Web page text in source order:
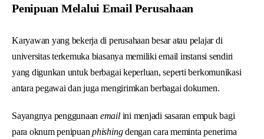
Penipuan Melalui Email Perusahaan
Karyawan yang bekerja di perusahaan besar atau pelajar di
universitas terkemuka biasanya memiliki email instansi sendiri
yang digunkan untuk berbagai keperluan, seperti berkomunikasi
antara pegawai dan juga mengirimkan berbagai dokumen.
Sayangnya penggunaan emailini menjadi sasaran empuk bagi
para oknum penipuanphishingdengan cara meminta penerima